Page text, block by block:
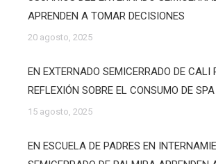
APRENDEN A TOMAR DECISIONES
20 agosto, 2025
EN EXTERNADO SEMICERRADO DE CALI
REFLEXIÓN SOBRE EL CONSUMO DE SPA
15 agosto, 2025
EN ESCUELA DE PADRES EN